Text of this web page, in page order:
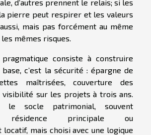
d’autres prennent le relais; si les
pierre peut respirer et les valeurs
mais pas forcément au même
mêmes risques.
consiste à construire
c’est la sécurité : épargne de
maîtrisées, couverture des
visibilité sur les projets à trois ans.
le socle patrimonial, souvent
résidence principale ou
locatif, mais choisi avec une logique